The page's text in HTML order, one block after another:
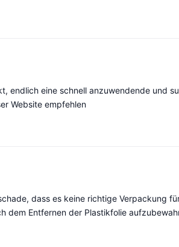
endlich eine schnell anzuwendende und
Website empfehlen
dass es keine richtige Verpackung
dem Entfernen der Plastikfolie